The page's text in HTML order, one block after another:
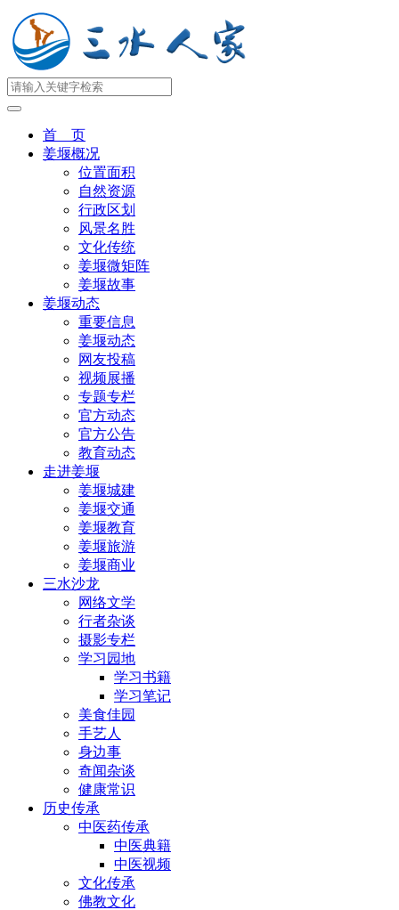
首 页
姜堰概况
位置面积
自然资源
行政区划
风景名胜
文化传统
姜堰微矩阵
姜堰故事
姜堰动态
重要信息
姜堰动态
网友投稿
视频展播
专题专栏
官方动态
官方公告
教育动态
走进姜堰
姜堰城建
姜堰交通
姜堰教育
姜堰旅游
姜堰商业
三水沙龙
网络文学
行者杂谈
摄影专栏
学习园地
学习书籍
学习笔记
美食佳园
手艺人
身边事
奇闻杂谈
健康常识
历史传承
中医药传承
中医典籍
中医视频
文化传承
佛教文化